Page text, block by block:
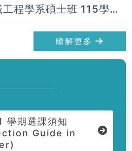
系碩士班 115學年
告( 08月 03日)
瞭解更多
學期選課須知
Guide in